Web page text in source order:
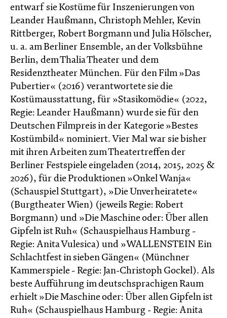
entwarf sie Kostüme für Inszenierungen von
Leander Haußmann, Christoph Mehler, Kevin
Rittberger, Robert Borgmann und Julia Hölscher,
u. a. am Berliner Ensemble, an der Volksbühne
Berlin, dem Thalia Theater und dem
Residenztheater München. Für den Film »Das
Pubertier« (2016) verantwortete sie die
Kostümausstattung, für »Stasikomödie« (2022,
Regie: Leander Haußmann) wurde sie für den
Deutschen Filmpreis in der Kategorie »Bestes
Kostümbild« nominiert. Vier Mal war sie bisher
mit ihren Arbeiten zum Theatertreffen der
Berliner Festspiele eingeladen (2014, 2015, 2025 &
2026), für die Produktionen »Onkel Wanja«
(Schauspiel Stuttgart), »Die Unverheiratete«
(Burgtheater Wien) (jeweils Regie: Robert
Borgmann) und »Die Maschine oder: Über allen
Gipfeln ist Ruh« (Schauspielhaus Hamburg -
Regie: Anita Vulesica) und »WALLENSTEIN Ein
Schlachtfest in sieben Gängen« (Münchner
Kammerspiele - Regie: Jan-Christoph Gockel). Als
beste Aufführung im deutschsprachigen Raum
erhielt »Die Maschine oder: Über allen Gipfeln ist
Ruh« (Schauspielhaus Hamburg - Regie: Anita